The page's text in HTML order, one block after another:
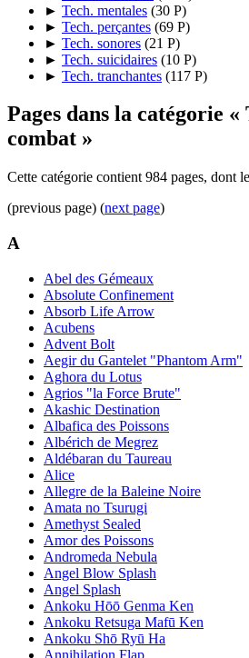
► Tech. mentales (30 P)
► Tech. perçantes (69 P)
► Tech. sonores (21 P)
► Tech. suicidaires (10 P)
► Tech. tranchantes (117 P)
Pages dans la catégorie «
combat »
Cette catégorie contient 984 pages, dont
(previous page) (next page)
A
Abel des Gémeaux
Absolute Confinement
Absorb Life Arrow
Acubens
Advent Bolt
Aegir du Gantelet "Phantom Arm"
Aghora du Lotus
Agrios "la Force Brute"
Akashic Destination
Albafica des Poissons
Albérich de Megrez
Aldébaran du Taureau
Alice
Allegre de la Baleine Noire
Amata no Tsurugi
Amethyst Sealed
Amor des Poissons
Andromeda Nebula
Angel Blow Splash
Angel Splash
Ankoku Hōō Genma Ken
Ankoku Retsuga Mafū Ken
Ankoku Shō Ryū Ha
Annihilation Flap